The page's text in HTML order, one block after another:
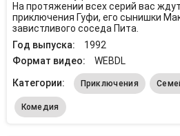
На протяжении всех серий вас
приключения Гуфи, его сынишки
завистливого соседа Пита.
Год выпуска:
1992
Формат видео:
WEBDL
Категории:
Приключения
Комедия